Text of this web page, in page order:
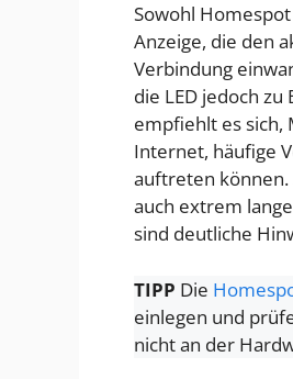
Sowohl
Anzeige, die den
Verbindung
die LED jedoch
empfiehlt es sich,
Internet, häufige
auftreten können.
auch extrem
sind deutliche
TIPP Die
einlegen und
nicht an der